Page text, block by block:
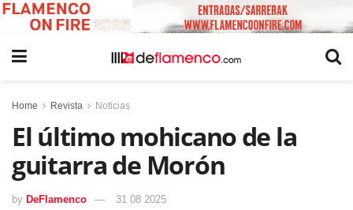
Home Revista Noticias
El último mohicano de la
guitarra de Morón
by DeFlamenco 31 08 2025